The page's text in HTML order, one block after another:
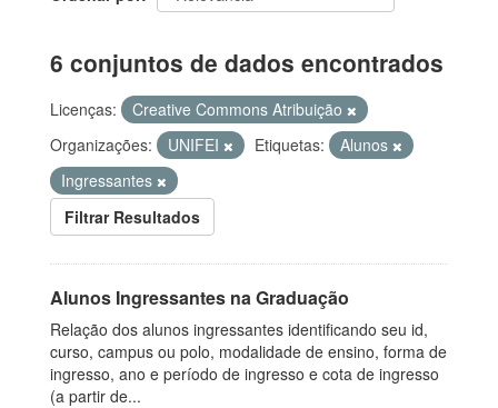
6 conjuntos de dados encontrados
Licenças:
Creative Commons Atribuição
Organizações:
UNIFEI Etiquetas:
Alunos
Ingressantes
Filtrar Resultados
Alunos Ingressantes na Graduação
Relação dos alunos ingressantes identificando seu id,
curso, campus ou polo, modalidade de ensino, forma de
ingresso, ano e período de ingresso e cota de ingresso
(a partir de...